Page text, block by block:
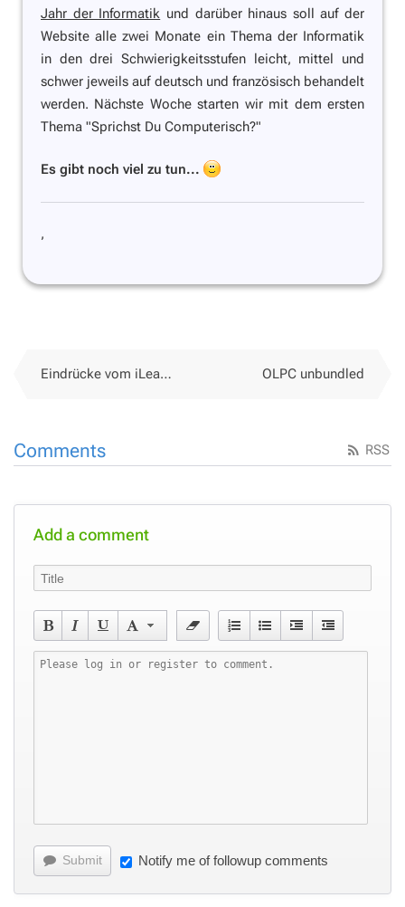
Jahr der Informatik und darüber hinaus soll auf der
Website alle zwei Monate ein Thema der Informatik
in den drei Schwierigkeitsstufen leicht, mittel und
schwer jeweils auf deutsch und französisch behandelt
werden. Nächste Woche starten wir mit dem ersten
Thema "Sprichst Du Computerisch?"
Es gibt noch viel zu tun...
,
Eindrücke vom iLearnIT.ch Launch OLPC unbundled
RSS
Comments
Add a comment
Submit Notify me of followup comments